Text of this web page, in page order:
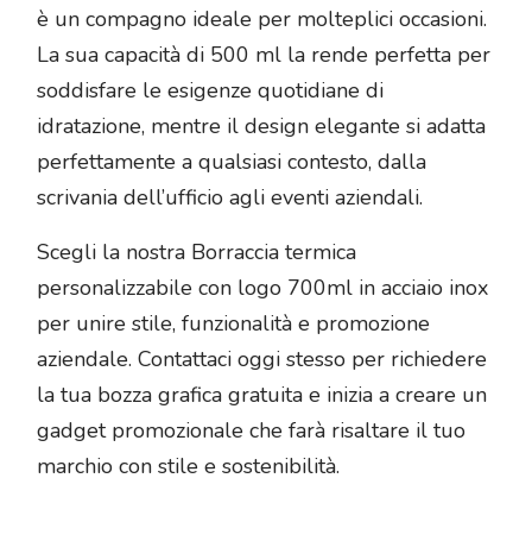
è un compagno ideale per molteplici occasioni.
La sua capacità di 500 ml la rende perfetta per
soddisfare le esigenze quotidiane di
idratazione, mentre il design elegante si adatta
perfettamente a qualsiasi contesto, dalla
scrivania dell’ufficio agli eventi aziendali.
Scegli la nostra Borraccia termica
personalizzabile con logo 700ml in acciaio inox
per unire stile, funzionalità e promozione
aziendale. Contattaci oggi stesso per richiedere
la tua bozza grafica gratuita e inizia a creare un
gadget promozionale che farà risaltare il tuo
marchio con stile e sostenibilità.